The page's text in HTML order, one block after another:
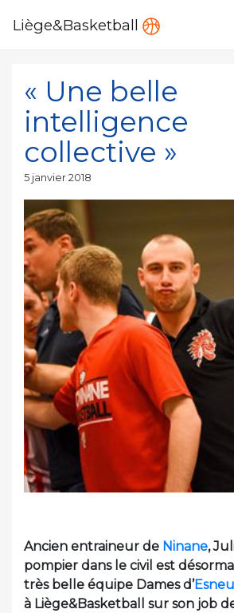
Liège&Basketball
« Une belle
intelligence
collective »
Publié
5 janvier 2018
Ancien entraineur de Ninane,
pompier dans le civil est
très belle équipe Dames d’
à Liège&Basketball sur son job